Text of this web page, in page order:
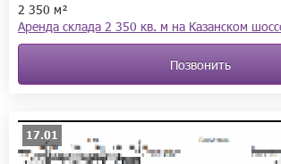
2 350 м²
Аренда склада 2 350 кв. м на Казанском
Позвонить
17.01